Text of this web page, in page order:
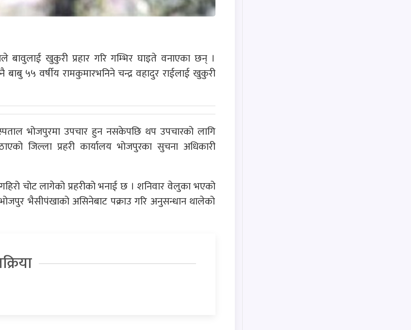
खुकुरी प्रहार गरि गम्भिर घाइते वनाएका छन् ।
५५ वर्षीय रामकुमारभनिने चन्द्र वहादुर राईलाई खुकुरी
भोजपुरमा उपचार हुन नसकेपछि थप उपचारको लागि
जिल्ला प्रहरी कार्यालय भोजपुरका सुचना अधिकारी
चोट लागेको प्रहरीको भनाई छ । शनिवार वेलुका भएको
भैसीपंखाको असिनेबाट पक्राउ गरि अनुसन्धान थालेको